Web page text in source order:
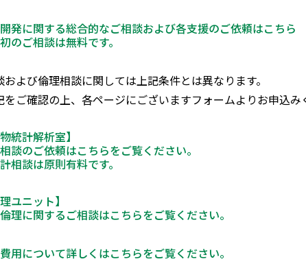
発に関する総合的なご相談および各支援のご依頼はこちら
のご相談は無料です。
よび倫理相談に関しては上記条件とは異なります。
をご確認の上、各ページにございますフォームよりお申込み
物統計解析室】
談のご依頼はこちらをご覧ください。
相談は原則有料です。
理ユニット】
理に関するご相談はこちらをご覧ください。
用について詳しくはこちらをご覧ください。